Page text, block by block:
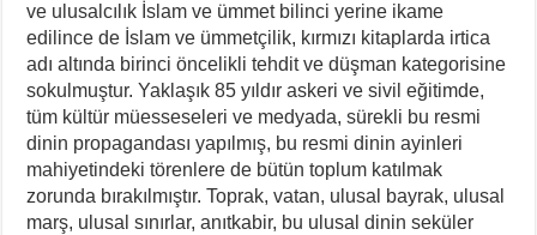
ve ulusalcılık İslam ve ümmet bilinci yerine ikame
edilince de İslam ve ümmetçilik, kırmızı kitaplarda irtica
adı altında birinci öncelikli tehdit ve düşman kategorisine
sokulmuştur. Yaklaşık 85 yıldır askeri ve sivil eğitimde,
tüm kültür müesseseleri ve medyada, sürekli bu resmi
dinin propagandası yapılmış, bu resmi dinin ayinleri
mahiyetindeki törenlere de bütün toplum katılmak
zorunda bırakılmıştır. Toprak, vatan, ulusal bayrak, ulusal
marş, ulusal sınırlar, anıtkabir, bu ulusal dinin seküler